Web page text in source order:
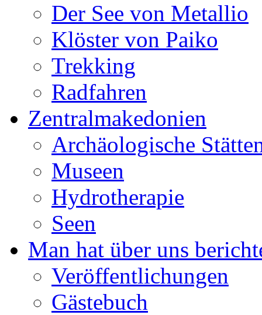
Der See von Metallio
Klöster von Paiko
Trekking
Radfahren
Zentralmakedonien
Archäologische
Museen
Hydrotherapie
Seen
Man hat über uns
Veröffentlichungen
Gästebuch